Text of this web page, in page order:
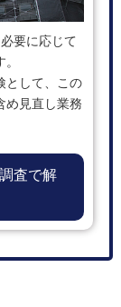
要に応じて
として、この
め見直し業務
査で解